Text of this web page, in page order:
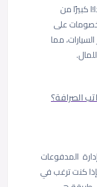
كبيرًا من
على
مما
الصرافة؟
المدفوعات
كنت ترغب في